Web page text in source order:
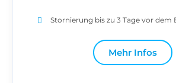
Stornierung bis zu 3 Tage vor dem
Mehr Infos